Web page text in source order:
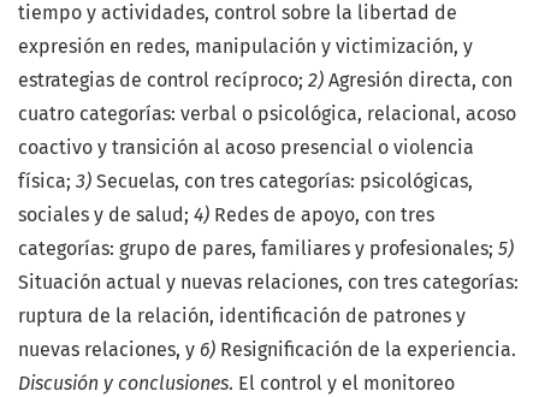
tiempo y actividades, control sobre la libertad de
expresión en redes, manipulación y victimización, y
estrategias de control recíproco; 2) Agresión directa, con
cuatro categorías: verbal o psicológica, relacional, acoso
coactivo y transición al acoso presencial o violencia
física; 3) Secuelas, con tres categorías: psicológicas,
sociales y de salud; 4) Redes de apoyo, con tres
categorías: grupo de pares, familiares y profesionales; 5)
Situación actual y nuevas relaciones, con tres categorías:
ruptura de la relación, identificación de patrones y
nuevas relaciones, y 6) Resignificación de la experiencia.
Discusión y conclusiones. El control y el monitoreo